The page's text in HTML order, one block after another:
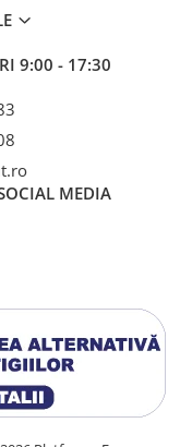
9:00 - 17:30
MEDIA